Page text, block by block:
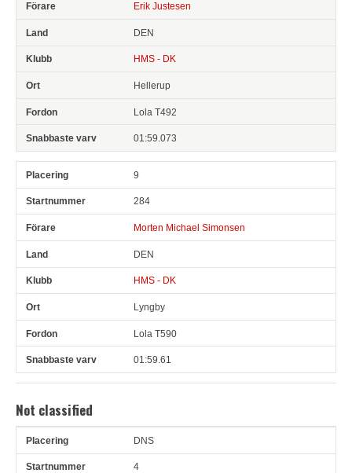
Erik Justesen
DEN
HMS - DK
Hellerup
Lola T492
01:59.073
9
284
Morten Michael Simonsen
DEN
HMS - DK
Lyngby
Lola T590
01:59.61
Not classified
Pl Snr Land
DNS
4